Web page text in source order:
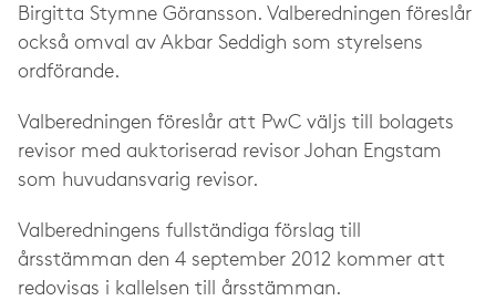
Birgitta Stymne Göransson. Valberedningen föreslår
också omval av Akbar Seddigh som styrelsens
ordförande.
Valberedningen föreslår att PwC väljs till bolagets
revisor med auktoriserad revisor Johan Engstam
som huvudansvarig revisor.
Valberedningens fullständiga förslag till
årsstämman den 4 september 2012 kommer att
redovisas i kallelsen till årsstämman.